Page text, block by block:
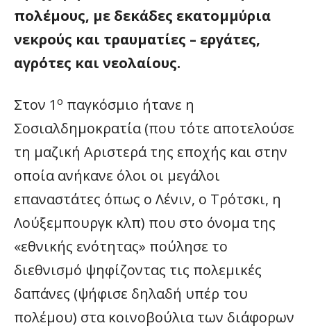
πολέμους, με δεκάδες εκατομμύρια
νεκρούς και τραυματίες – εργάτες,
αγρότες και νεολαίους.
Στον 1 ο παγκόσμιο ήτανε η
Σοσιαλδημοκρατία (που τότε αποτελούσε
τη μαζική Αριστερά της εποχής και στην
οποία ανήκανε όλοι οι μεγάλοι
επαναστάτες όπως ο Λένιν, ο Τρότσκι, η
Λούξεμπουργκ κλπ) που στο όνομα της
«εθνικής ενότητας» πούλησε το
διεθνισμό ψηφίζοντας τις πολεμικές
δαπάνες (ψήφισε δηλαδή υπέρ του
πολέμου) στα κοινοβούλια των διάφορων